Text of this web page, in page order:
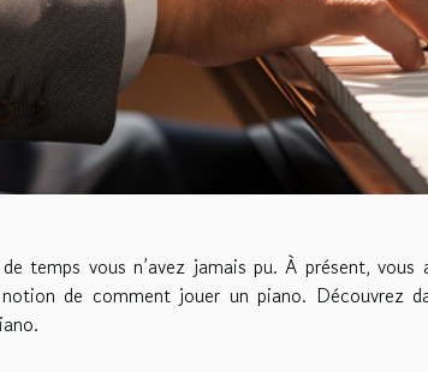
temps vous n’avez jamais pu. À présent, vous
de comment jouer un piano. Découvrez